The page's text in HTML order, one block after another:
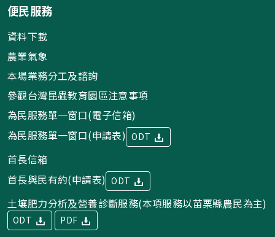
便民服務
資料下載
農業氣象
本場業務分工及諮詢
參觀台灣昆蟲教育園區注意事項
為民服務單一窗口(電子信箱)
為民服務單一窗口(申請表) ODT
首長信箱
首長與民有約(申請表) ODT
土壤肥力分析及營養診斷服務(本項服務以苗栗縣農民為主)
ODT PDF